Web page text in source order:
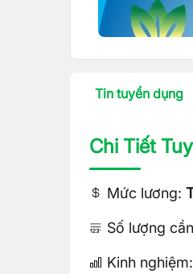
Tin tuyển dụng
Chi Tiết
Mức lương:
Số lượng
Kinh nghiệm: